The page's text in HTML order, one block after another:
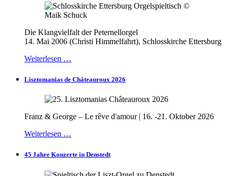
Die Klangvielfalt der Peternellorgel
14. Mai 2006 (Christi Himmelfahrt), Schlosskirche Ettersburg
Weiterlesen …
Lisztomanias de Châteauroux 2026
Franz & George – Le rêve d'amour | 16. -21. Oktober 2026
Weiterlesen …
45 Jahre Konzerte in Denstedt